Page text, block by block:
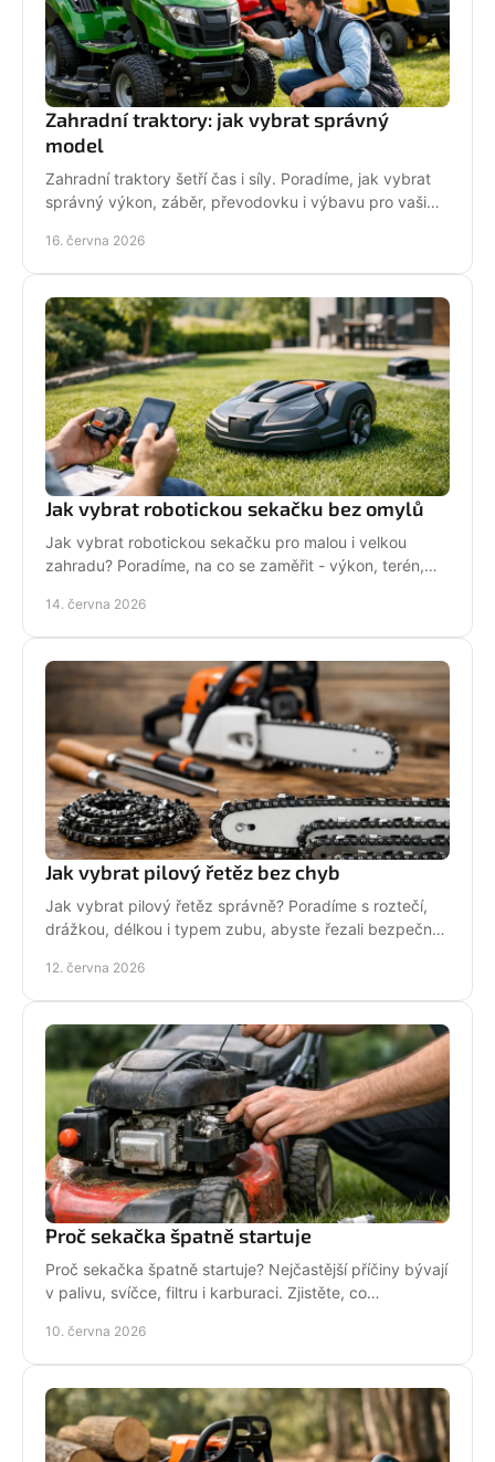
Zahradní traktory: jak vybrat správný
model
Zahradní traktory šetří čas i síly. Poradíme, jak vybrat
správný výkon, záběr, převodovku i výbavu pro vaši
16. června 2026
Jak vybrat robotickou sekačku bez omylů
Jak vybrat robotickou sekačku pro malou i velkou
zahradu? Poradíme, na co se zaměřit - výkon, terén,
14. června 2026
Jak vybrat pilový řetěz bez chyb
Jak vybrat pilový řetěz správně? Poradíme s roztečí,
drážkou, délkou i typem zubu, abyste řezali bezpečně,
12. června 2026
Proč sekačka špatně startuje
Proč sekačka špatně startuje? Nejčastější příčiny bývají
v palivu, svíčce, filtru i karburaci. Zjistěte, co
10. června 2026